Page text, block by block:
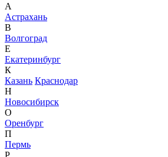
А
Астрахань
В
Волгоград
Е
Екатеринбург
К
Казань Краснодар
Н
Новосибирск
О
Оренбург
П
Пермь
Р